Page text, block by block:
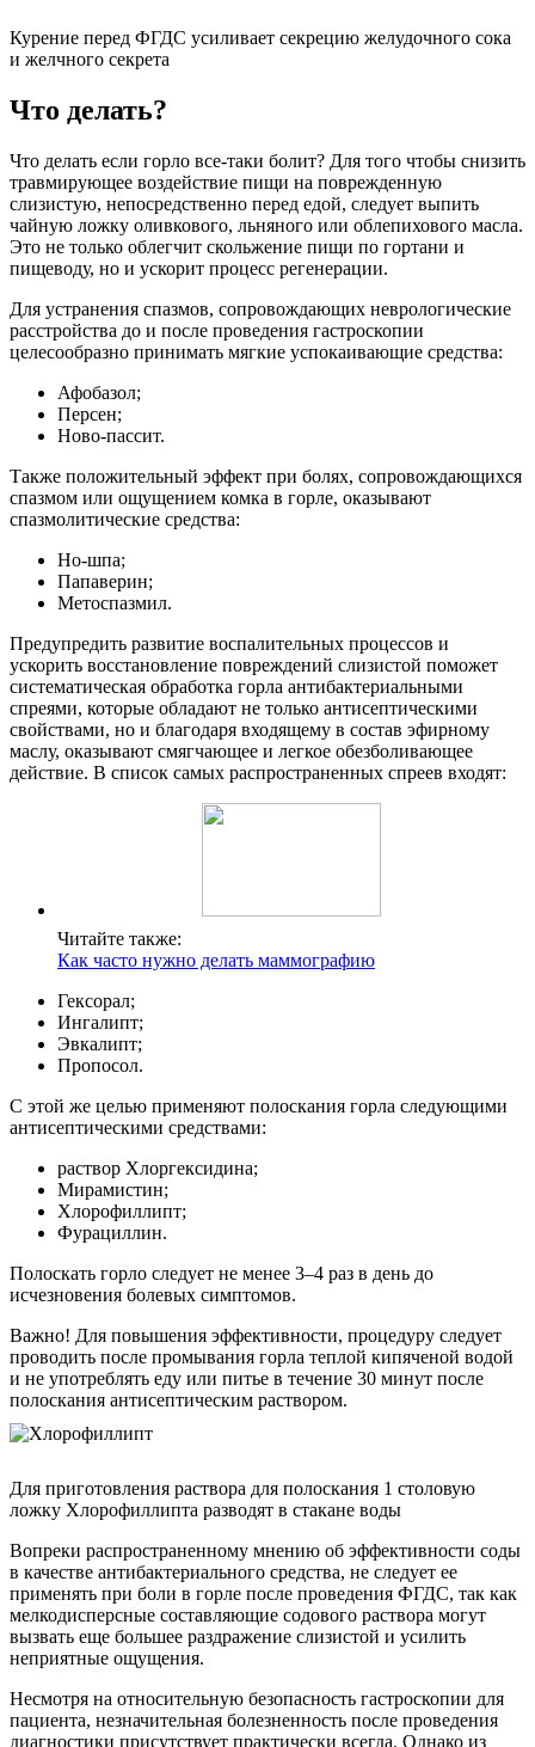
Курение перед ФГДС усиливает секрецию желудочного сока
и желчного секрета
Что делать?
Что делать если горло все-таки болит? Для того чтобы снизить
травмирующее воздействие пищи на поврежденную
слизистую, непосредственно перед едой, следует выпить
чайную ложку оливкового, льняного или облепихового масла.
Это не только облегчит скольжение пищи по гортани и
пищеводу, но и ускорит процесс регенерации.
Для устранения спазмов, сопровождающих неврологические
расстройства до и после проведения гастроскопии
целесообразно принимать мягкие успокаивающие средства:
Афобазол;
Персен;
Ново-пассит.
Также положительный эффект при болях, сопровождающихся
спазмом или ощущением комка в горле, оказывают
спазмолитические средства:
Но-шпа;
Папаверин;
Метоспазмил.
Предупредить развитие воспалительных процессов и
ускорить восстановление повреждений слизистой поможет
систематическая обработка горла антибактериальными
спреями, которые обладают не только антисептическими
свойствами, но и благодаря входящему в состав эфирному
маслу, оказывают смягчающее и легкое обезболивающее
действие. В список самых распространенных спреев входят:
Читайте также:
Как часто нужно делать маммографию
Гексорал;
Ингалипт;
Эвкалипт;
Пропосол.
С этой же целью применяют полоскания горла следующими
антисептическими средствами:
раствор Хлоргексидина;
Мирамистин;
Хлорофиллипт;
Фурациллин.
Полоскать горло следует не менее 3–4 раз в день до
исчезновения болевых симптомов.
Важно! Для повышения эффективности, процедуру следует
проводить после промывания горла теплой кипяченой водой
и не употреблять еду или питье в течение 30 минут после
полоскания антисептическим раствором.
Для приготовления раствора для полоскания 1 столовую
ложку Хлорофиллипта разводят в стакане воды
Вопреки распространенному мнению об эффективности соды
в качестве антибактериального средства, не следует ее
применять при боли в горле после проведения ФГДС, так как
мелкодисперсные составляющие содового раствора могут
вызвать еще большее раздражение слизистой и усилить
неприятные ощущения.
Несмотря на относительную безопасность гастроскопии для
пациента, незначительная болезненность после проведения
диагностики присутствует практически всегда. Однако из